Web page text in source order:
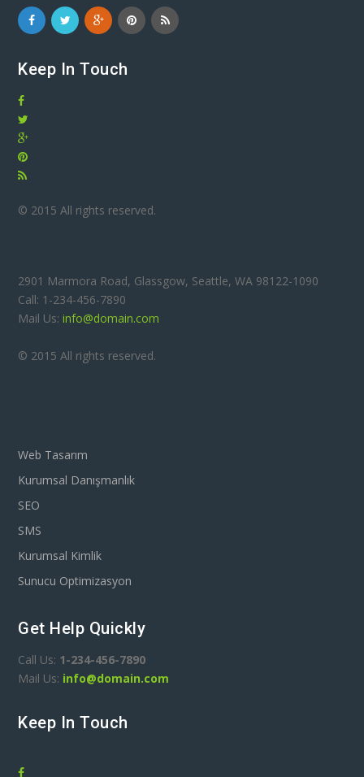
Keep In Touch
© 2015 All rights reserved.
2901 Marmora Road, Glassgow, Seattle, WA 98122-1090
Call: 1-234-456-7890
Mail Us:info@domain.com
© 2015 All rights reserved.
Web Tasarım
Kurumsal Danışmanlık
SEO
SMS
Kurumsal Kimlik
Sunucu Optimizasyon
Get Help Quickly
Call Us: 1-234-456-7890
Mail Us: info@domain.com
Keep In Touch